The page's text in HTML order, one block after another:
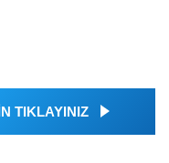
TIKLAYINIZ